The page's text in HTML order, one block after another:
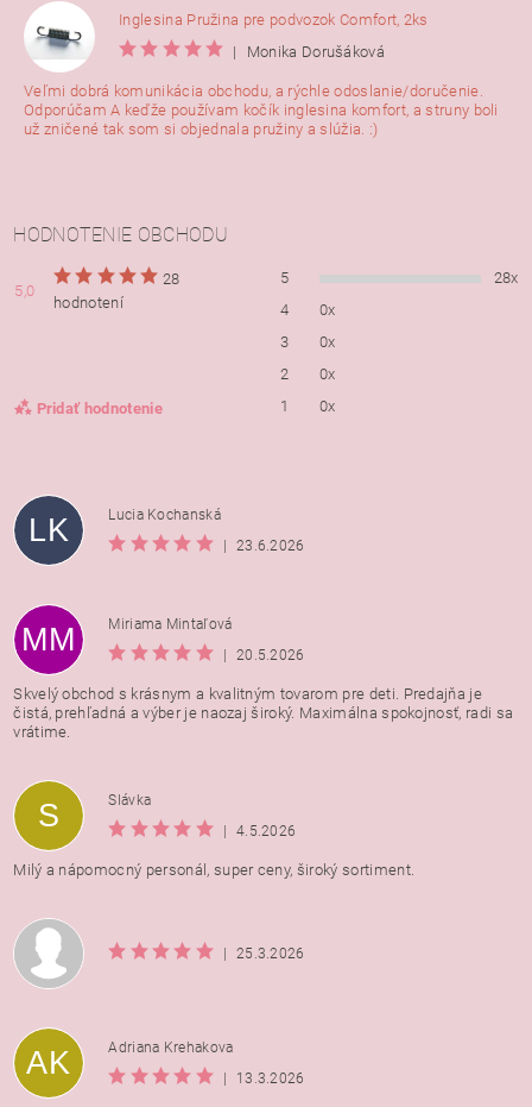
Inglesina Pružina pre podvozok Comfort, 2ks
|
Monika Dorušáková
Veľmi dobrá komunikácia obchodu, a rýchle odoslanie/doručenie.
Odporúčam A keďže používam kočík inglesina komfort, a struny boli
už zničené tak som si objednala pružiny a slúžia. :)
HODNOTENIE OBCHODU
5,0
28
hodnotení
Pridať hodnotenie
5
28x
4
0x
3
0x
2
0x
1
0x
Vložením hodnotenie súhlasíte s
osobných údajov
LK
Lucia Kochanská
23.6.2026
MM
Miriama Mintaľová
20.5.2026
Skvelý obchod s krásnym a kvalitným tovarom pre deti. Predajňa je
čistá, prehľadná a výber je naozaj široký. Maximálna spokojnosť, radi sa
vrátime.
S
Slávka
4.5.2026
Milý a nápomocný personál, super ceny, široký sortiment.
25.3.2026
AK
Adriana Krehakova
13.3.2026